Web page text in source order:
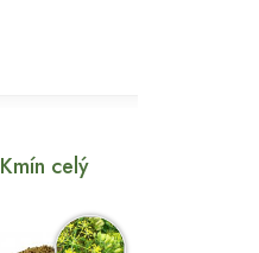
Kmín celý